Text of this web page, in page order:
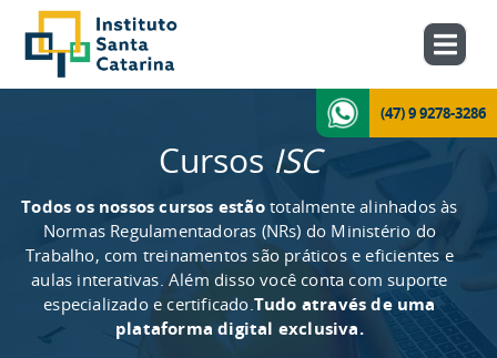
(47) 9 9278-3286
Cursos ISC
Todos os nossos cursos estãototalmente alinhados às
Normas Regulamentadoras (NRs) do Ministério do
Trabalho, com treinamentos são práticos e eficientes e
aulas interativas. Além disso você conta com suporte
especializado e certificado.Tudo através de uma
plataforma digital exclusiva.